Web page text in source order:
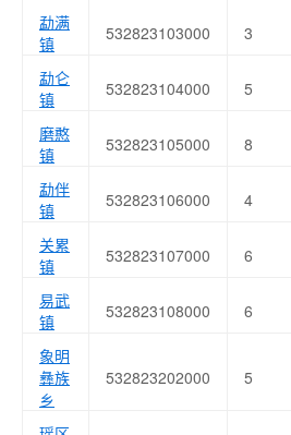
勐满
镇
532823103000 3
勐仑
镇
532823104000 5
磨憨
镇
532823105000 8
勐伴
镇
532823106000 4
关累
镇
532823107000 6
易武
镇
532823108000 6
象明
彝族
乡
532823202000 5